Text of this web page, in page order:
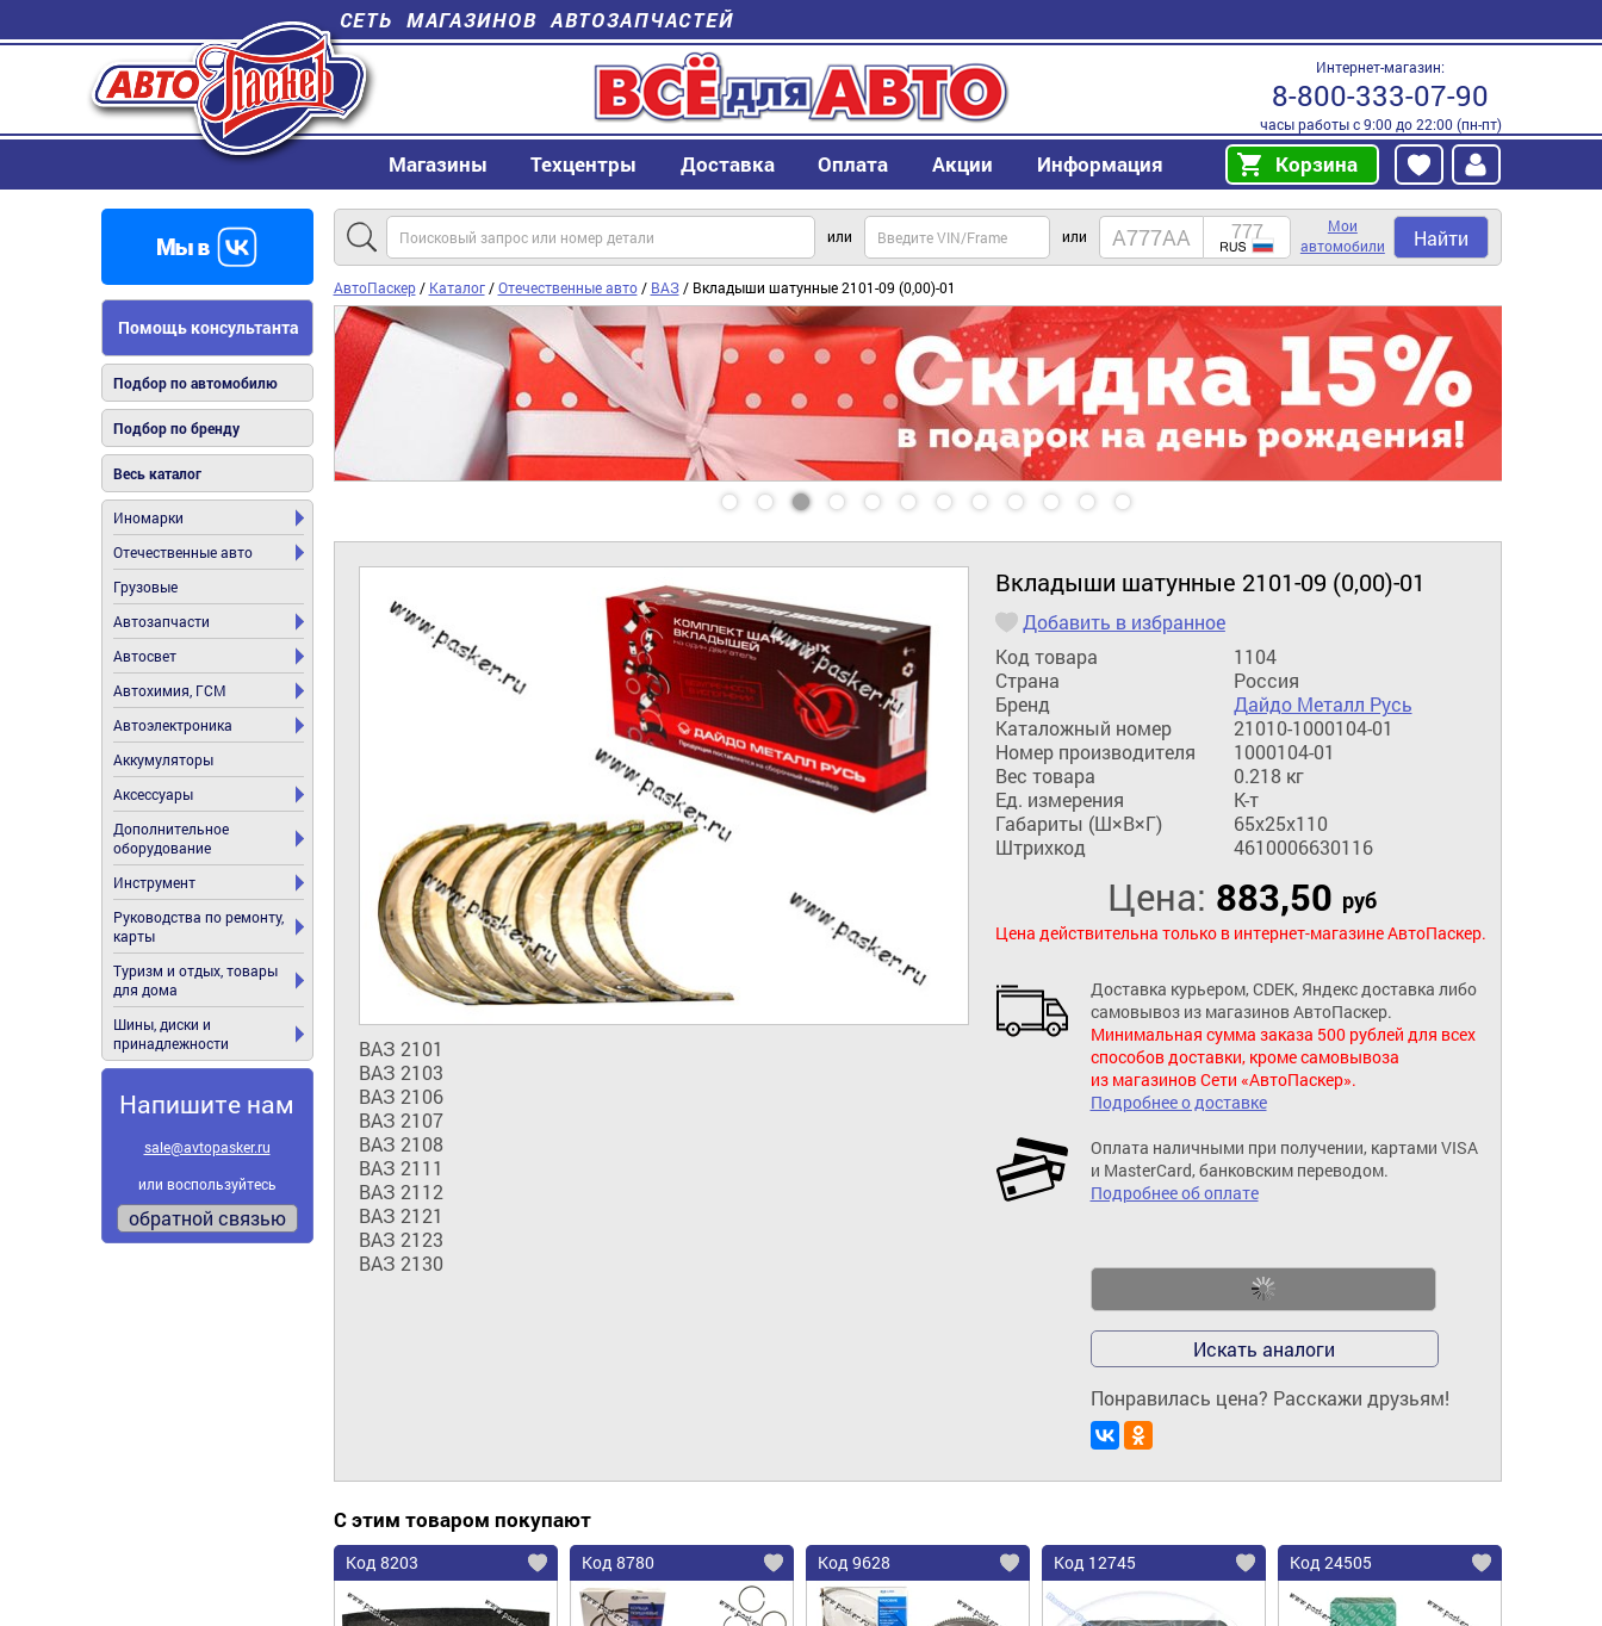
СЕТЬ МАГАЗИНОВ АВТОЗАПЧАСТЕЙ
Интернет-магазин:
8-800-333-07-90
часы работы с 9:00 до 22:00 (пн-пт)
Магазины Техцентры Доставка Оплата Акции Информация Корзина
Помощь консультанта
Подбор по автомобилю
Подбор по бренду
Весь каталог
Иномарки
Отечественные авто
Грузовые
Автозапчасти
Автосвет
Автохимия, ГСМ
Автоэлектроника
Аккумуляторы
Аксессуары
Дополнительное
оборудование
Инструмент
Руководства по ремонту,
карты
Туризм и отдых, товары
для дома
Шины, диски и
принадлежности
Напишите нам
sale@avtopasker.ru
или воспользуйтесь
обратной связью
или или
Мои
автомобили
Найти
АвтоПаскер/ Каталог/Отечественные авто/ ВАЗ/ Вкладыши шатунные 2101-09 (0,00)-01
Вкладыши шатунные 2101-09 (0,00)-01
Добавить в избранное
Код товара
1104
Страна
Россия
Бренд
Дайдо Металл Русь
Каталожный номер
21010-1000104-01
Номер производителя
1000104-01
Вес товара
0.218 кг
Ед. измерения
К-т
Габариты (Ш×В×Г)
65x25x110
Штрихкод
4610006630116
Цена: 883,50 руб
Цена действительна только в интернет-магазине АвтоПаскер.
Доставка курьером, CDEK, Яндекс доставка либо
самовывоз из магазинов АвтоПаскер.
Минимальная сумма заказа 500 рублей для всех
способов доставки, кроме самовывоза
из магазинов Сети «АвтоПаскер».
Подробнее о доставке
Оплата наличными при получении, картами VISA
и MasterCard, банковским переводом.
Подробнее об оплате
Искать аналоги
Понравилась цена? Расскажи друзьям!
ВАЗ 2101
ВАЗ 2103
ВАЗ 2106
ВАЗ 2107
ВАЗ 2108
ВАЗ 2111
ВАЗ 2112
ВАЗ 2121
ВАЗ 2123
ВАЗ 2130
С этим товаром покупают
Код 8203 Код 8780 Код 9628 Код 12745 Код 24505